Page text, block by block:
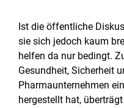
Ist die öffentliche
sie sich jedoch kaum
helfen da nur bedingt.
Gesundheit, Sicherheit
Pharmaunternehmen
hergestellt hat,